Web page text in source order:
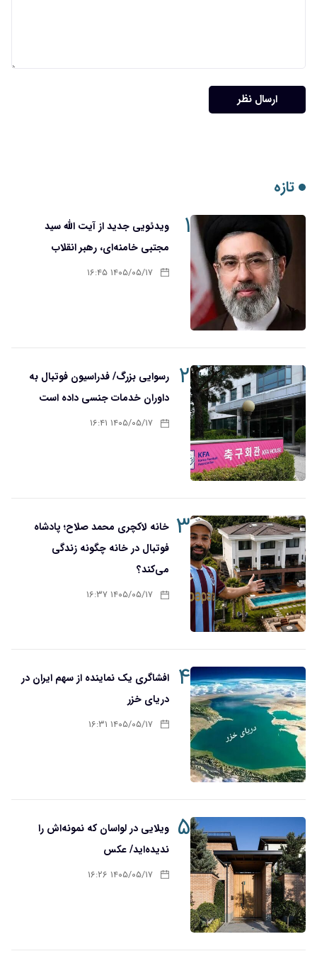
ارسال نظر
تازه
۱
ویدئویی جدید از آیت الله سید
مجتبی خامنه‌ای، رهبر انقلاب
۱۴۰۵/۰۵/۱۷ ۱۶:۴۵
۲
رسوایی بزرگ/ فدراسیون فوتبال به
داوران خدمات جنسی داده است
۱۴۰۵/۰۵/۱۷ ۱۶:۴۱
۳ خانه لاکچری محمد صلاح؛ پادشاه
فوتبال در خانه چگونه زندگی
می‌کند؟
۱۴۰۵/۰۵/۱۷ ۱۶:۳۷
۴
افشاگری یک نماینده از سهم ایران در
دریای خزر
۱۴۰۵/۰۵/۱۷ ۱۶:۳۱
۵ ویلایی در لواسان که نمونه‌اش را
ندیده‌اید/ عکس
۱۴۰۵/۰۵/۱۷ ۱۶:۲۶